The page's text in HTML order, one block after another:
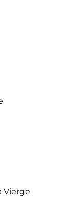
Vierge